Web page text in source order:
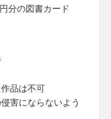
分の図書カード
品は不可
害にならないよう